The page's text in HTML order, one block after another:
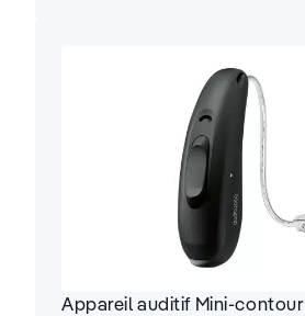
Appareil auditif Mini-contour